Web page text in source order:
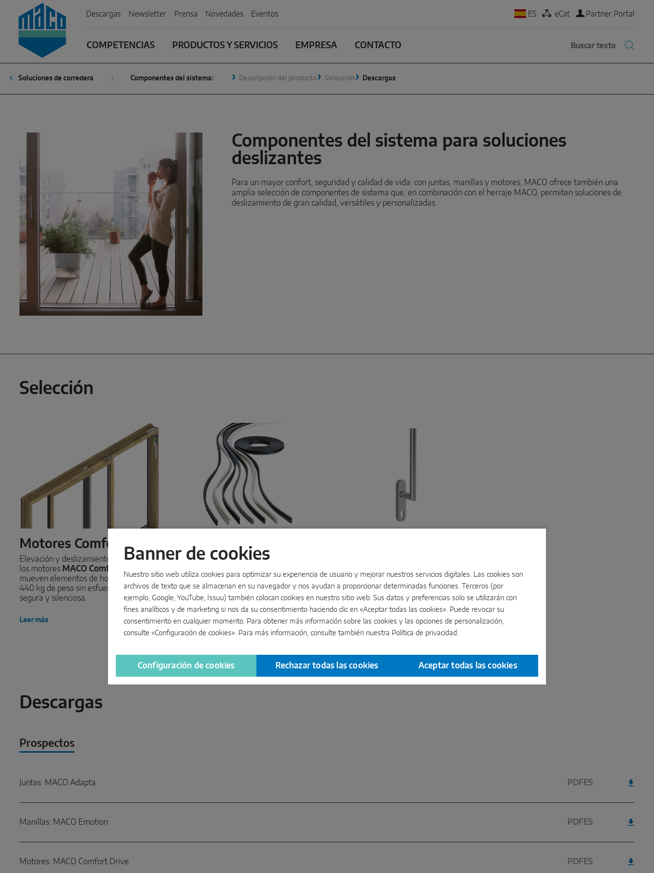
Zum Inhalt
Zum Inhaltsverzeichnis
Zur Hautpnavigation
Descargas Newsletter Prensa Novedades Eventos ES eCat Partner Portal
COMPETENCIAS PRODUCTOS Y SERVICIOS EMPRESA CONTACTO
Soluciones de corredera Componentes del sistema: Descripción del producto Selección Descargas
Componentes del sistema para soluciones
deslizantes
Para un mayor confort, seguridad y calidad de vida: con juntas, manillas y motores, MACO ofrece también una
amplia selección de componentes de sistema que, en combinación con el herraje MACO, permiten soluciones de
deslizamiento de gran calidad, versátiles y personalizadas.
Selección
Motores Comfort Drive
Elevación y deslizamiento motorizados:
los motores MACO Comfort Drive
mueven elementos de hoja de hasta
440 kg de peso sin esfuerzo, de forma
segura y silenciosa.
Leer más
Juntas de goma
Para ahorrar energía, aislar el ruido y
MACO Adaptacontribuyen a ello en
combinación con herraje y umbrales.
Disponibles en varios materiales y
diseños, para una solución
personalizada.
manillas ergonómicas en varias formas,
colores, materiales y clases de
seguridad. Utilizables en ventanas de
madera, PVC y aluminio, y siempre con
una garantía funcional de 10 años.
Descargas
Prospectos
Juntas: MACO Adapta PDFES
Manillas: MACO Emotion PDFES
Motores: MACO Comfort Drive PDFES
Banner de cookies
Nuestro sitio web utiliza cookies para optimizar su experiencia de usuario y mejorar nuestros servicios digitales. Las cookies son
archivos de texto que se almacenan en su navegador y nos ayudan a proporcionar determinadas funciones. Terceros (por
ejemplo, Google, YouTube, Issuu) también colocan cookies en nuestro sitio web. Sus datos y preferencias solo se utilizarán con
fines analíticos y de marketing si nos da su consentimiento haciendo clic en «Aceptar todas las cookies». Puede revocar su
consentimiento en cualquier momento. Para obtener más información sobre las cookies y las opciones de personalización,
consulte «Configuración de cookies». Para más información, consulte también nuestra Política de privacidad
Configuración de cookies Rechazar todas las cookies Aceptar todas las cookies